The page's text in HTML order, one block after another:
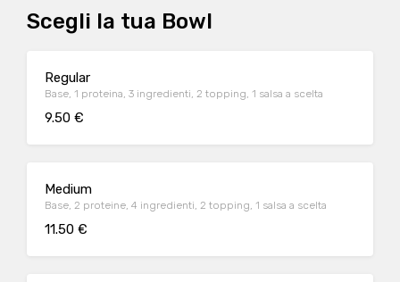
Scegli la tua Bowl
Regular
Base, 1 proteina, 3 ingredienti, 2 topping, 1 salsa a scelta
9.50 €
Medium
Base, 2 proteine, 4 ingredienti, 2 topping, 1 salsa a scelta
11.50 €